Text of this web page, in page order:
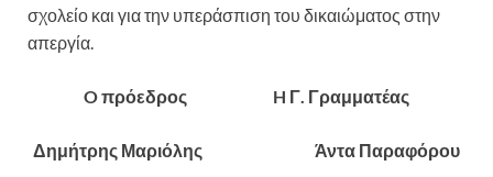
σχολείο και για την υπεράσπιση του δικαιώματος στην
απεργία.
O πρόεδρος H Γ. Γραμματέας
Δημήτρης Μαριόλης Άντα Παραφόρου